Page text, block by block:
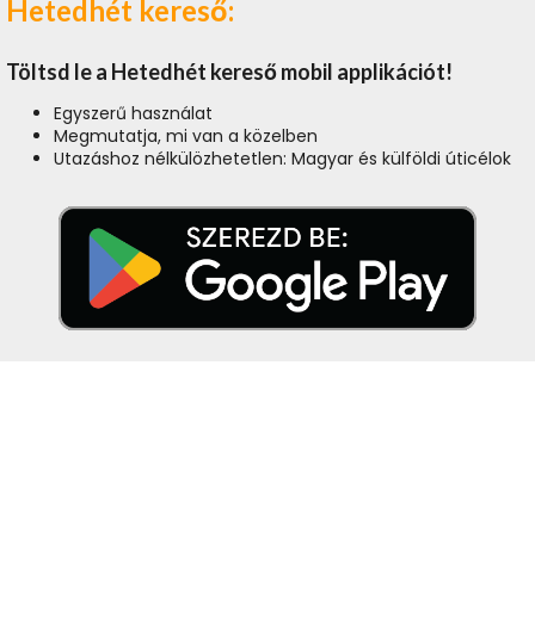
Hetedhét kereső:
Töltsd le a Hetedhét kereső mobil applikációt!
Egyszerű használat
Megmutatja, mi van a közelben
Utazáshoz nélkülözhetetlen: Magyar és külföldi úticélok